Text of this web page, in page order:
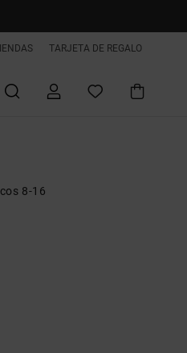
TARJETA DE REGALO
8-16